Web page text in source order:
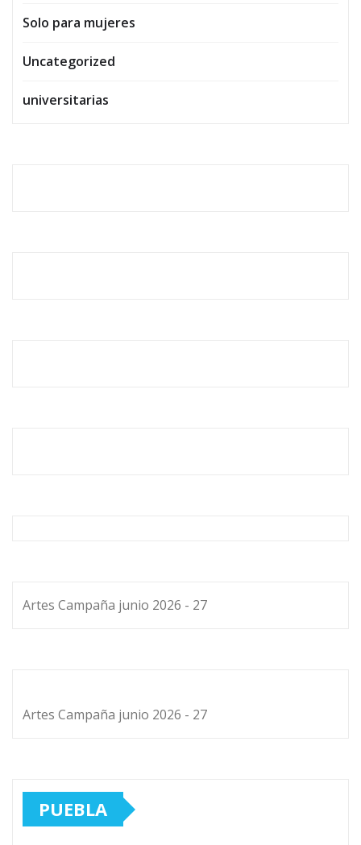
Solo para mujeres
Uncategorized
universitarias
Artes Campaña junio 2026 - 27
Artes Campaña junio 2026 - 27
PUEBLA